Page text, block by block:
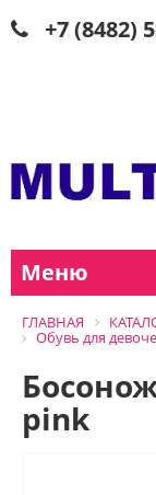
+7 (8482)
Меню
ГЛАВНАЯ
Обувь для
pink